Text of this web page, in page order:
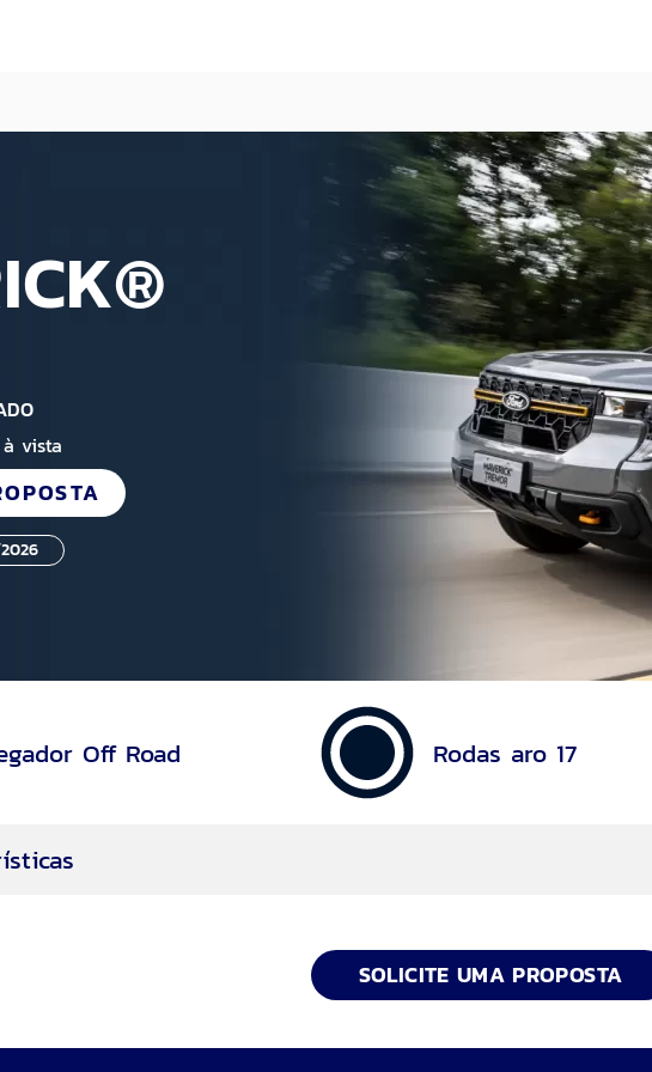
vista
Off Road Rodas aro 17
de 8 velocidades com E-Shifter
SOLICITE UMA PROPOSTA